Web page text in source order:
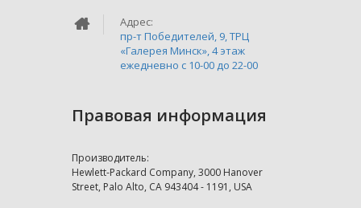
Адрес:
пр-т Победителей, 9, ТРЦ
«Галерея Минск», 4 этаж
ежедневно c 10-00 до 22-00
Правовая информация
Производитель:
Hewlett-Packard Company, 3000 Hanover
Street, Palo Alto, CA 943404 - 1191, USA